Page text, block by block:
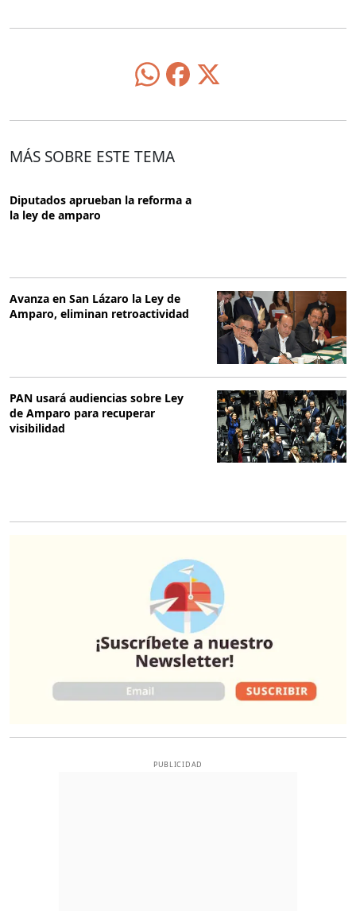
MÁS SOBRE ESTE TEMA
Diputados aprueban la reforma a
la ley de amparo
Avanza en San Lázaro la Ley de
Amparo, eliminan retroactividad
PAN usará audiencias sobre Ley
de Amparo para recuperar
visibilidad
PUBLICIDAD